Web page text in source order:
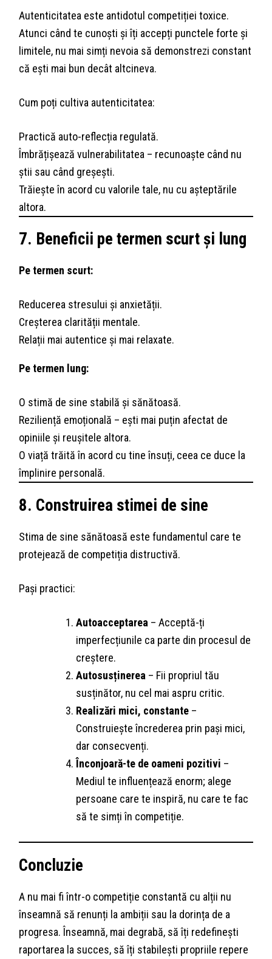
Autenticitatea este antidotul competiției toxice.
Atunci când te cunoști și îți accepți punctele forte și
limitele, nu mai simți nevoia să demonstrezi constant
că ești mai bun decât altcineva.
Cum poți cultiva autenticitatea:
Practică auto-reflecția regulată.
Îmbrățișează vulnerabilitatea – recunoaște când nu
știi sau când greșești.
Trăiește în acord cu valorile tale, nu cu așteptările
altora.
7. Beneficii pe termen scurt și lung
Pe termen scurt:
Reducerea stresului și anxietății.
Creșterea clarității mentale.
Relații mai autentice și mai relaxate.
Pe termen lung:
O stimă de sine stabilă și sănătoasă.
Reziliență emoțională – ești mai puțin afectat de
opiniile și reușitele altora.
O viață trăită în acord cu tine însuți, ceea ce duce la
împlinire personală.
8. Construirea stimei de sine
Stima de sine sănătoasă este fundamentul care te
protejează de competiția distructivă.
Pași practici:
Autoacceptarea – Acceptă-ți
imperfecțiunile ca parte din procesul de
creștere.
Autosusținerea – Fii propriul tău
susținător, nu cel mai aspru critic.
Realizări mici, constante –
Construiește încrederea prin pași mici,
dar consecvenți.
Înconjoară-te de oameni pozitivi –
Mediul te influențează enorm; alege
persoane care te inspiră, nu care te fac
să te simți în competiție.
Concluzie
A nu mai fi într-o competiție constantă cu alții nu
înseamnă să renunți la ambiții sau la dorința de a
progresa. Înseamnă, mai degrabă, să îți redefinești
raportarea la succes, să îți stabilești propriile repere